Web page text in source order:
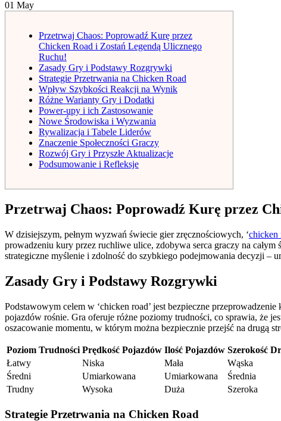
01 May
Przetrwaj Chaos: Poprowadź Kurę przez
Chicken Road i Zostań Legendą Ulicznego
Ruchu!
Zasady Gry i Podstawy Rozgrywki
Strategie Przetrwania na Chicken Road
Wpływ Szybkości Reakcji na Wynik
Różne Warianty Gry i Dodatki
Power-upy i ich Zastosowanie
Nowe Środowiska i Wyzwania
Rywalizacja i Tabele Liderów
Znaczenie Społeczności Graczy
Rozwój Gry i Przyszłe Aktualizacje
Podsumowanie i Refleksje
Przetrwaj Chaos: Poprowadź Kurę przez
W dzisiejszym, pełnym wyzwań świecie gier zręcznościowych, ‘chicken
prowadzeniu kury przez ruchliwe ulice, zdobywa serca graczy na
strategiczne myślenie i zdolność do szybkiego podejmowania decyzji –
Zasady Gry i Podstawy Rozgrywki
Podstawowym celem w ‘chicken road’ jest bezpieczne
pojazdów rośnie. Gra oferuje różne poziomy trudności, co sprawia, że
oszacowanie momentu, w którym można bezpiecznie przejść na drugą
Poziom Trudności Prędkość Pojazdów Ilość Pojazdów Szerokość
Łatwy
Niska Mała
Wąska
Średni
Umiarkowana Umiarkowana
Średnia
Trudny
Wysoka Duża Szeroka
Strategie Przetrwania na Chicken Road